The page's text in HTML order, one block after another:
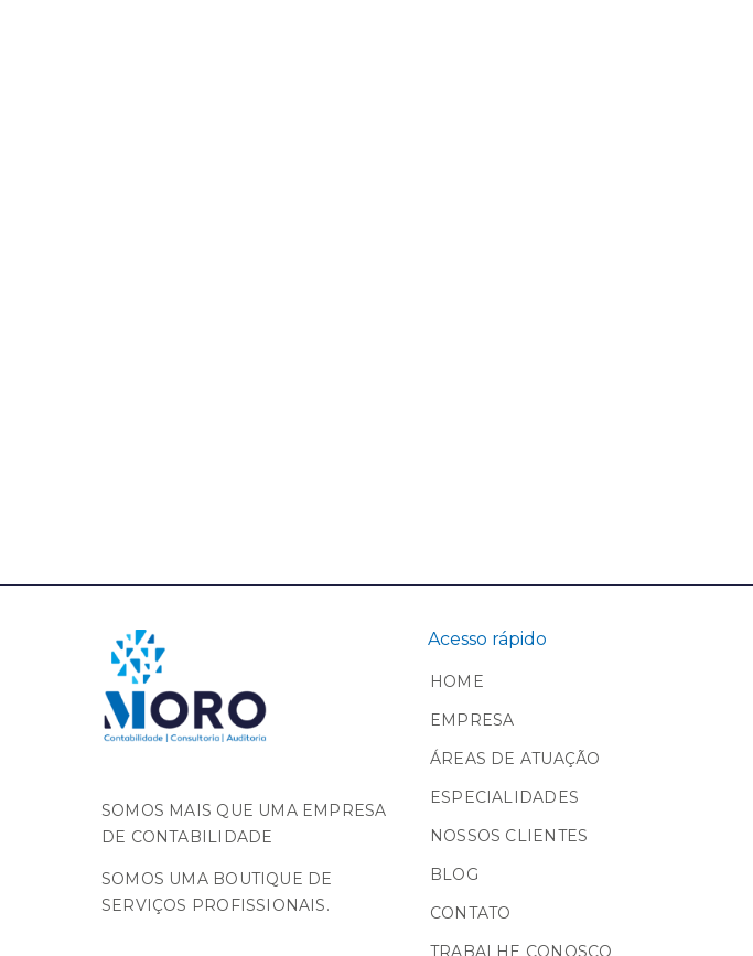
SOMOS MAIS QUE UMA EMPRESA
DE CONTABILIDADE
SOMOS UMA BOUTIQUE DE
SERVIÇOS PROFISSIONAIS.
Acesso rápido
HOME
EMPRESA
ÁREAS DE ATUAÇÃO
ESPECIALIDADES
NOSSOS CLIENTES
BLOG
CONTATO
TRABALHE CONOSCO